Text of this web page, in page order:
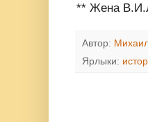
** Жена
Автор:
Ярлыки: